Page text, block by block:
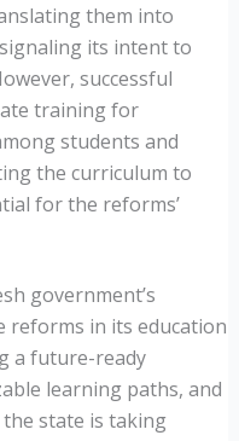
them into
its intent to
successful
training for
students and
the curriculum to
for the reforms’
government’s
reforms in its education
a future-ready
learning paths, and
state is taking